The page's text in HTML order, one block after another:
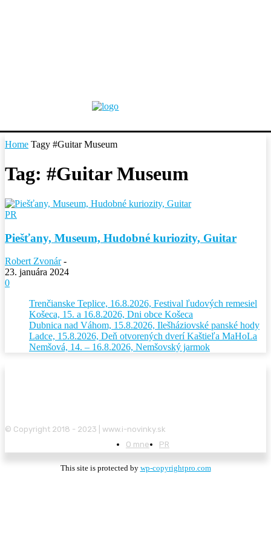
Home Tagy #Guitar Museum
Tag: #Guitar Museum
PR
Piešťany, Museum, Hudobné kuriozity, Guitar
Robert Zvonár -
23. januára 2024
0
Trenčianske Teplice, 16.8.2026, Festival ľudových remesiel
Košeca, 15. a 16.8.2026, Dni obce Košeca
Dubnica nad Váhom, 15.8.2026, Ilešháziovské panské hody
Ladce, 15.8.2026, Deň otvorených dverí Kaštieľa MaHoLa
Nemšová, 14. – 16.8.2026, Nemšovský jarmok
© Copyright 2018 - 2023 | www.i-novinky.sk
O mne
PR
This site is protected by wp-copyrightpro.com